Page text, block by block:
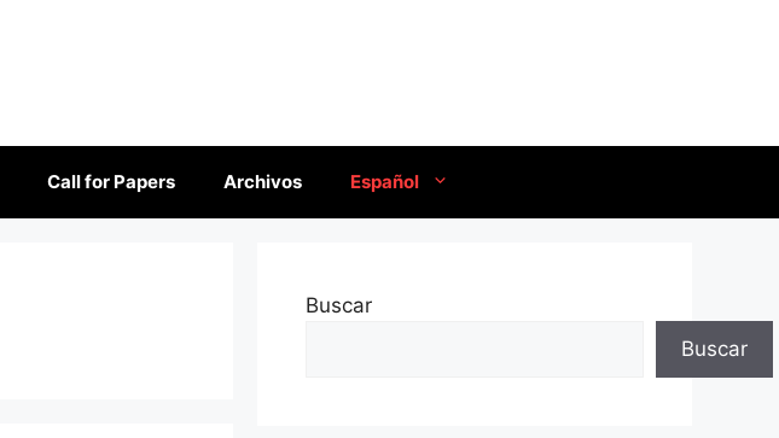
Call for Papers Archivos Español
Buscar
Buscar